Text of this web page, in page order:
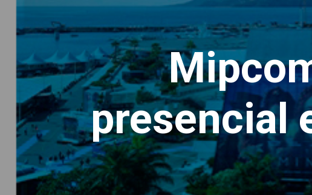
presencial